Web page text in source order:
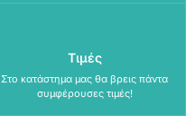
Τιμές
Στο κατάστημα μας θα βρεις πάντα
συμφέρουσες τιμές!